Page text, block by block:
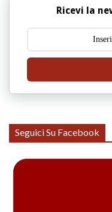
Ricevi la
Seguici Su Facebook